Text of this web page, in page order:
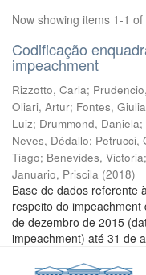
Now showing items 1-1 of
Codificação
impeachment
Rizzotto, Carla;
Oliari, Artur; Fontes, Giulia
Luiz; Drummond, Daniela;
Neves, Dédallo; Petrucci,
Tiago; Benevides, Victoria;
Januario, Priscila (2018)
Base de dados referente
respeito do
de dezembro de 2015
impeachment) até 31 de